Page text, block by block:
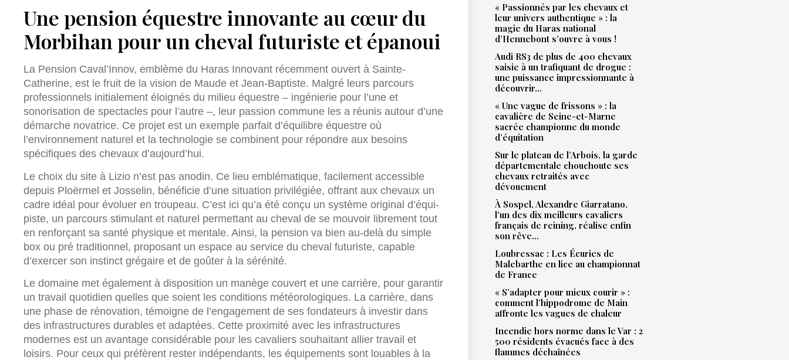
Une pension équestre innovante au cœur du
Morbihan pour un cheval futuriste et épanoui
La Pension Caval’Innov, emblème du Haras Innovant récemment ouvert à Sainte-
Catherine, est le fruit de la vision de Maude et Jean-Baptiste. Malgré leurs parcours
professionnels initialement éloignés du milieu équestre – ingénierie pour l’une et
sonorisation de spectacles pour l’autre –, leur passion commune les a réunis autour d’une
démarche novatrice. Ce projet est un exemple parfait d’équilibre équestre où
l’environnement naturel et la technologie se combinent pour répondre aux besoins
spécifiques des chevaux d’aujourd’hui.
Le choix du site à Lizio n’est pas anodin. Ce lieu emblématique, facilement accessible
depuis Ploërmel et Josselin, bénéficie d’une situation privilégiée, offrant aux chevaux un
cadre idéal pour évoluer en troupeau. C’est ici qu’a été conçu un système original d’équi-
piste, un parcours stimulant et naturel permettant au cheval de se mouvoir librement tout
en renforçant sa santé physique et mentale. Ainsi, la pension va bien au-delà du simple
box ou pré traditionnel, proposant un espace au service du cheval futuriste, capable
d’exercer son instinct grégaire et de goûter à la sérénité.
Le domaine met également à disposition un manège couvert et une carrière, pour garantir
un travail quotidien quelles que soient les conditions météorologiques. La carrière, dans
une phase de rénovation, témoigne de l’engagement de ses fondateurs à investir dans
des infrastructures durables et adaptées. Cette proximité avec les infrastructures
modernes est un avantage considérable pour les cavaliers souhaitant allier travail et
loisirs. Pour ceux qui préfèrent rester indépendants, les équipements sont louables à la
« Passionnés par les chevaux et
leur univers authentique » : la
magie du Haras national
d’Hennebont s’ouvre à vous !
Audi RS3 de plus de 400 chevaux
saisie à un trafiquant de drogue :
une puissance impressionnante à
découvrir…
« Une vague de frissons » : la
cavalière de Seine-et-Marne
sacrée championne du monde
d’équitation
Sur le plateau de l’Arbois, la garde
départementale chouchoute ses
chevaux retraités avec
dévouement
À Sospel, Alexandre Giarratano,
l’un des dix meilleurs cavaliers
français de reining, réalise enfin
son rêve…
Loubressac : Les Écuries de
Malebarthe en lice au championnat
de France
« S’adapter pour mieux courir » :
comment l’hippodrome de Main
affronte les vagues de chaleur
Incendie hors norme dans le Var : 2
500 résidents évacués face à des
flammes déchaînées